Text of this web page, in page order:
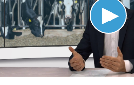
Video
Player
loading.Play
Video